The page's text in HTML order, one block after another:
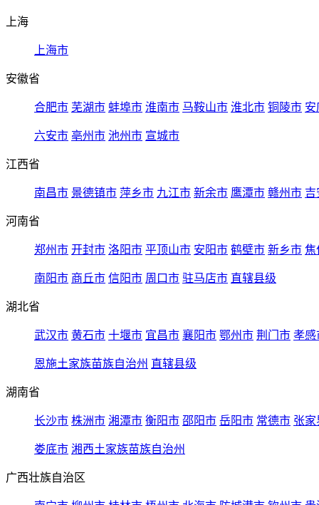
上海
上海市
安徽省
合肥市 芜湖市 蚌埠市 淮南市 马鞍山市 淮北市 铜陵市 安
六安市 亳州市 池州市 宣城市
江西省
南昌市 景德镇市 萍乡市 九江市 新余市 鹰潭市 赣州市 吉
河南省
郑州市 开封市 洛阳市 平顶山市 安阳市 鹤壁市 新乡市 焦
南阳市 商丘市 信阳市 周口市 驻马店市 直辖县级
湖北省
武汉市 黄石市 十堰市 宜昌市 襄阳市 鄂州市 荆门市 孝感
恩施土家族苗族自治州 直辖县级
湖南省
长沙市 株洲市 湘潭市 衡阳市 邵阳市 岳阳市 常德市 张家
娄底市 湘西土家族苗族自治州
广西壮族自治区